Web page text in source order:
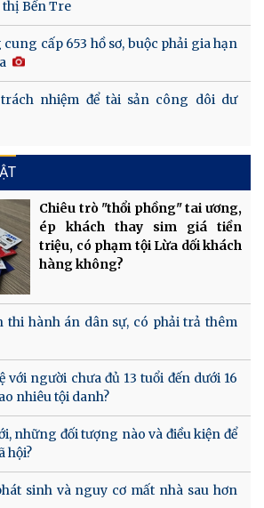
Bến Tre
cấp 653 hồ sơ, buộc phải gia hạn
nhiệm để tài sản công dôi dư
Chiêu trò "thổi phồng" tai ương,
ép khách thay sim giá tiền
triệu, có phạm tội Lừa dối khách
hàng không?
thi hành án dân sự, có phải trả thêm
với người chưa đủ 13 tuổi đến dưới 16
nhiêu tội danh?
những đối tượng nào và điều kiện để
hội?
sinh và nguy cơ mất nhà sau hơn